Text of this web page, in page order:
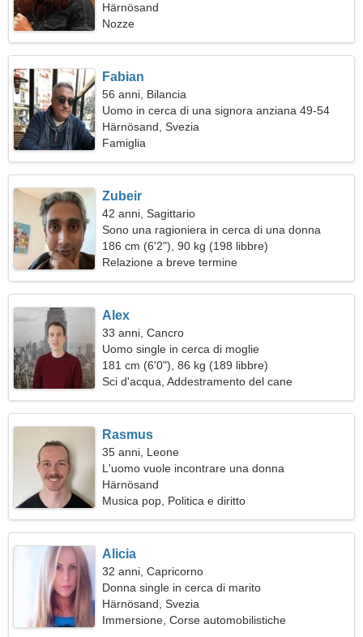
Härnösand
Nozze
Fabian
56 anni, Bilancia
Uomo in cerca di una signora anziana 49-54
Härnösand, Svezia
Famiglia
Zubeir
42 anni, Sagittario
Sono una ragioniera in cerca di una donna
eccezionale
186 cm (6'2"), 90 kg (198 libbre)
Relazione a breve termine
Alex
33 anni, Cancro
Uomo single in cerca di moglie
181 cm (6'0"), 86 kg (189 libbre)
Sci d'acqua, Addestramento del cane
Rasmus
35 anni, Leone
L'uomo vuole incontrare una donna
Härnösand
Musica pop, Politica e diritto
Alicia
32 anni, Capricorno
Donna single in cerca di marito
Härnösand, Svezia
Immersione, Corse automobilistiche